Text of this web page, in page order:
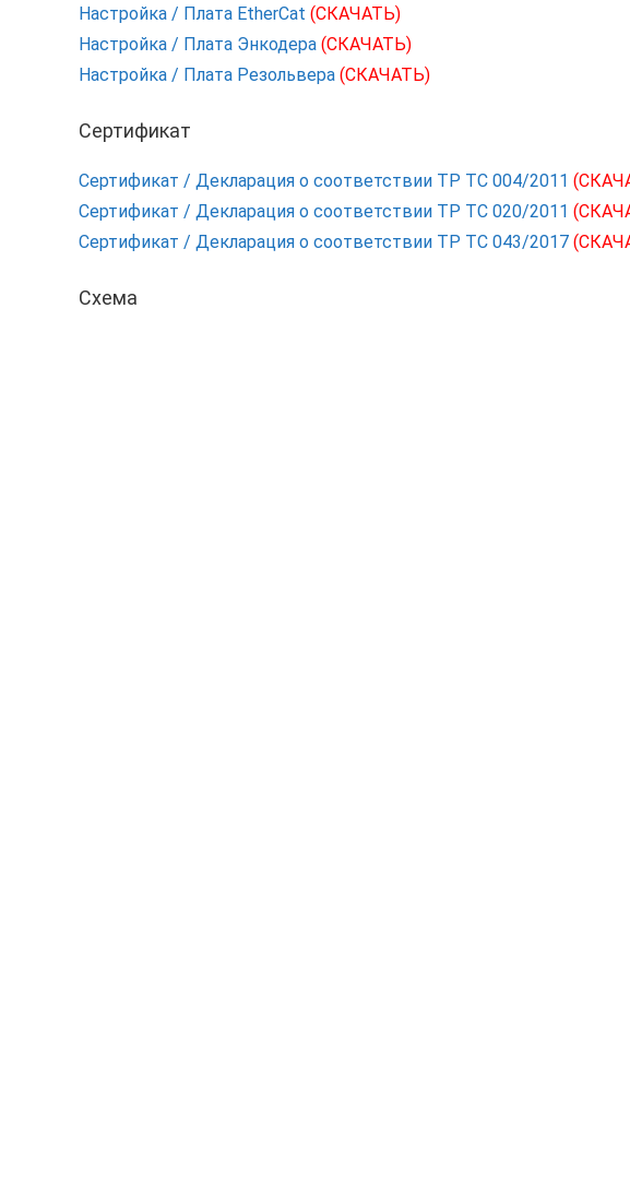
Настройка / Плата EtherCat (СКАЧАТЬ)
Настройка / Плата Энкодера (СКАЧАТЬ)
Настройка / Плата Резольвера (СКАЧАТЬ)
Сертификат
Сертификат / Декларация о соответствии ТР ТС 004/2011
Сертификат / Декларация о соответствии ТР ТС 020/2011
Сертификат / Декларация о соответствии ТР ТС 043/2017
Схема